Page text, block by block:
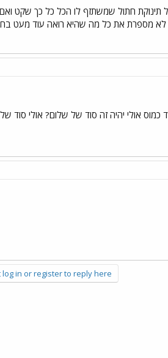
חתול שמשתזף לו הכל כל כך שקט ואם
את כל מה שהיא רואה עוד מעט
כמוס אולי יהיה זה סוד של שלום? אולי סוד
log in or register to reply here.